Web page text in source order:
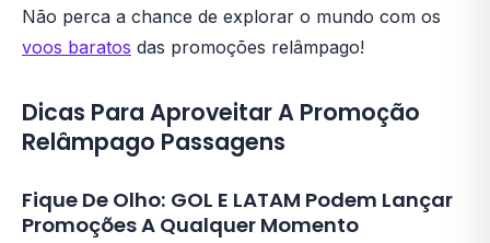
Não perca a chance de explorar o mundo com os
voos baratos das promoções relâmpago!
Dicas Para Aproveitar A Promoção
Relâmpago Passagens
Fique De Olho: GOL E LATAM Podem Lançar
Promoções A Qualquer Momento